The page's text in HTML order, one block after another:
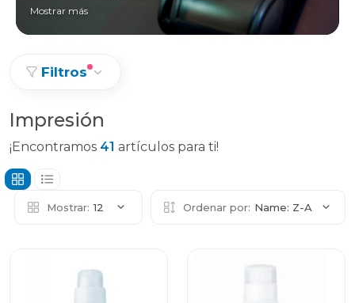
Mostrar más
Filtros
Impresión
¡Encontramos 41 artículos para ti!
Mostrar: 12 Ordenar por: Name: Z-A